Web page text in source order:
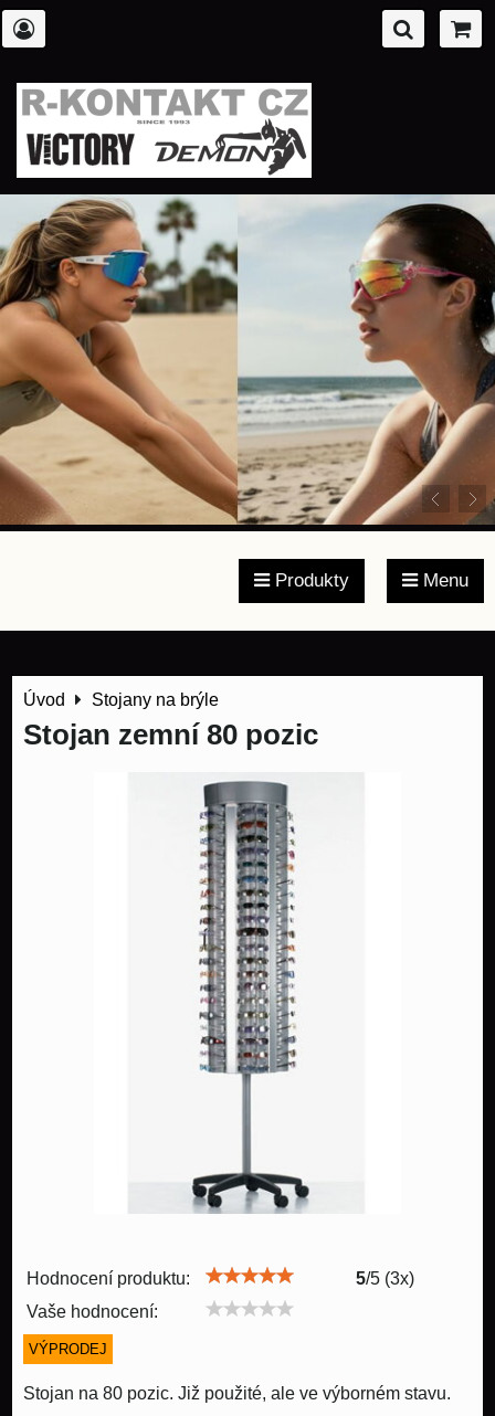
Produkty Menu
Úvod Stojany na brýle
Stojan zemní 80 pozic
Hodnocení produktu: 5/5 (3x)
Vaše hodnocení:
VÝPRODEJ
Stojan na 80 pozic. Již použité, ale ve výborném stavu.